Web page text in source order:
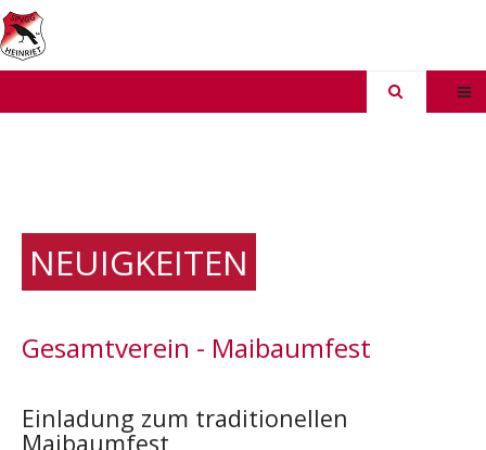
NEUIGKEITEN
Gesamtverein - Maibaumfest
Einladung zum traditionellen
Maibaumfest